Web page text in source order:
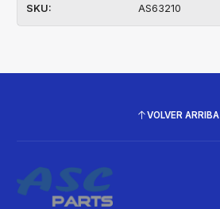
SKU: AS63210
VOLVER ARRIBA